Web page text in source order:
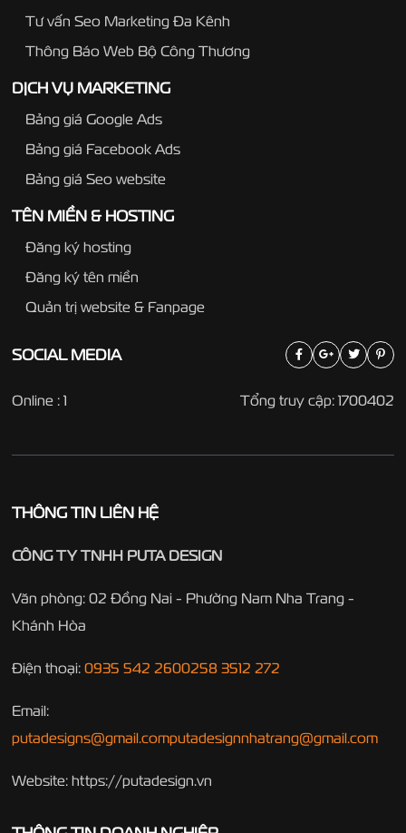
Tư vấn Seo Marketing Đa Kênh
Thông Báo Web Bộ Công Thương
DỊCH VỤ MARKETING
Bảng giá Google Ads
Bảng giá Facebook Ads
Bảng giá Seo website
TÊN MIỀN & HOSTING
Đăng ký hosting
Đăng ký tên miền
Quản trị website & Fanpage
SOCIALMEDIA
Tổng truy cập: 1700402
Online : 1
THÔNG TIN LIÊN HỆ
CÔNG TY TNHH PUTA DESIGN
Văn phòng: 02 Đồng Nai - Phường Nam Nha Trang -
Khánh Hòa
Điện thoại: 0935 542 2600258 3512 272
Email:
putadesigns@gmail.computadesignnhatrang@gmail.com
Website: https://putadesign.vn